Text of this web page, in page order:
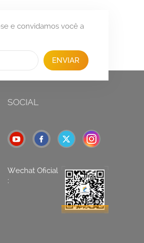
e convidamos você a
ENVIAR
SOCIAL
Wechat Oficial
: